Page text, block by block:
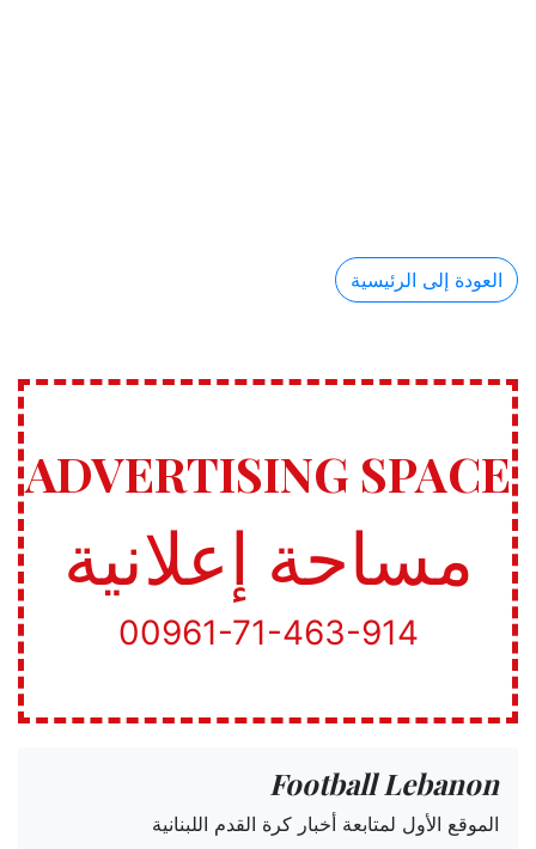
العودة إلى الرئيسية
ADVERTISING SPACE
مساحة إعلانية
00961-71-463-914
Football Lebanon
الموقع الأول لمتابعة أخبار كرة القدم اللبنانية